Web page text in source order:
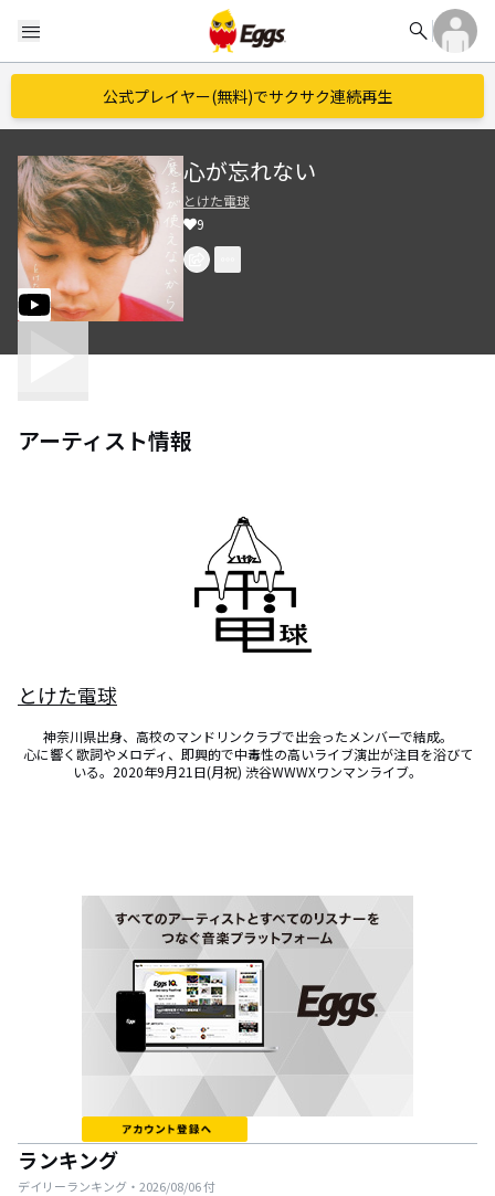
menu search
公式プレイヤー(無料)でサクサク連続再生
心が忘れない
とけた電球
9
アーティスト情報
とけた電球
神奈川県出身、高校のマンドリンクラブで出会ったメンバーで結成。
心に響く歌詞やメロディ、即興的で中毒性の高いライブ演出が注目を浴びて
いる。2020年9月21日(月祝) 渋谷WWWXワンマンライブ。
ランキング
デイリーランキング・ 2026/08/06付